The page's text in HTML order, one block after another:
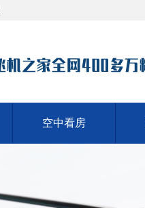
空中看房